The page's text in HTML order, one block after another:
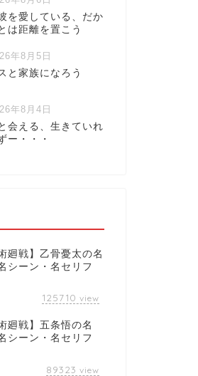
を愛している、だか
は距離を置こう
年8月5日
と家族になろう
年8月4日
会える、生きていれ
ー・・・
廻戦】乙骨憂太の名
シーン・名セリフ
125710 view
廻戦】五条悟の名
シーン・名セリフ
89323 view